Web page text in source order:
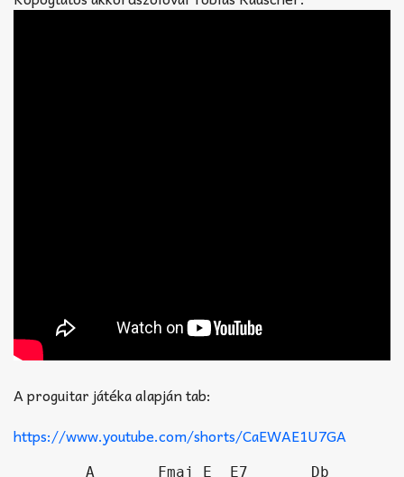
A proguitar játéka alapján tab:
https://www.youtube.com/shorts/CaEWAE1U7GA